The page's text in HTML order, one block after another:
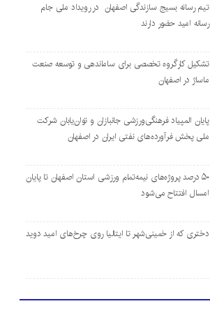
تیم رسانه بسیج سازندگی اصفهان در رویداد ملی جام
رسانه امید حضور دارند
تشکیل کارگروه تخصصی برای ساماندهی و توسعه صنعت
ماساژ در اصفهان
پایان المپیاد فرهنگی‌ورزشی جانبازان و توان‌یابان شرکت
ملی پخش فرآورده‌های نفتی ایران در اصفهان
۵۰ درصد پروژه‌های نیمه‌تمام ورزشی استان اصفهان تا پایان
امسال افتتاح می‌شود
دختری که از خمینی‌شهر تا ایتالیا روی چرخ‌های امید دوید